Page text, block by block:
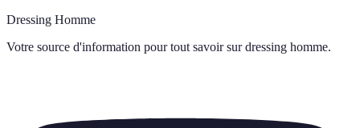
Dressing Homme
Votre source d'information pour tout savoir sur dressing homme.